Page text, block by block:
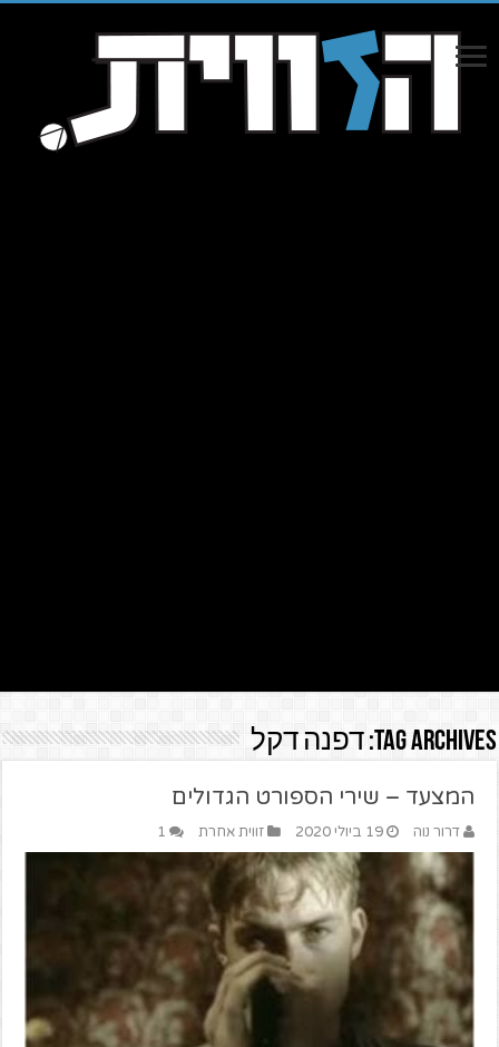
Tag Archives: דפנה דקל
המצעד – שירי הספורט הגדולים
דרור נוה 19 ביולי 2020 זווית אחרת 1